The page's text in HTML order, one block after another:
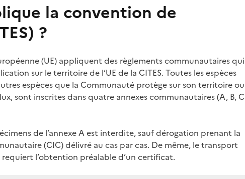
la convention de
?
(UE) appliquent des règlements communautaires qui
sur le territoire de l’UE de la CITES. Toutes les espèces
espèces que la Communauté protège sur son territoire ou
sont inscrites dans quatre annexes communautaires (A, B, C
de l’annexe A est interdite, sauf dérogation prenant la
(CIC) délivré au cas par cas. De même, le transport
requiert l’obtention préalable d’un certificat.